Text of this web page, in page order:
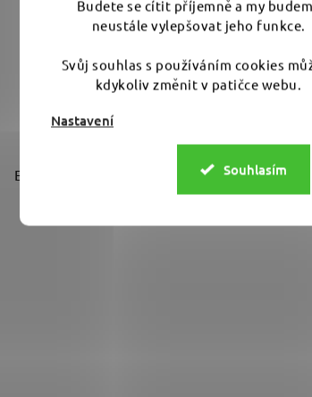
Budete se cítit příjemně a my
neustále vylepšovat jeho funkce.
Svůj souhlas s používáním cookies
kdykoliv změnit v patičce webu.
Nastavení
Souhlasím
DO KOŠÍKU
Bezdrátový větrák od Liquid
Elements – ochladí tě i auto při
leštění a sušení. Udrží...